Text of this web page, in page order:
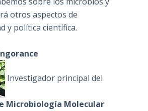
otros aspectos de
y política científica.
Investigador principal del
Microbiología Molecular